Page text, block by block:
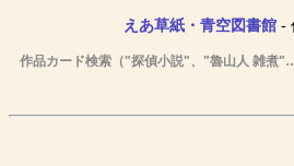
えあ草紙・青空図書館-
作品カード検索（"探偵小説"、"魯山人 雑煮"…